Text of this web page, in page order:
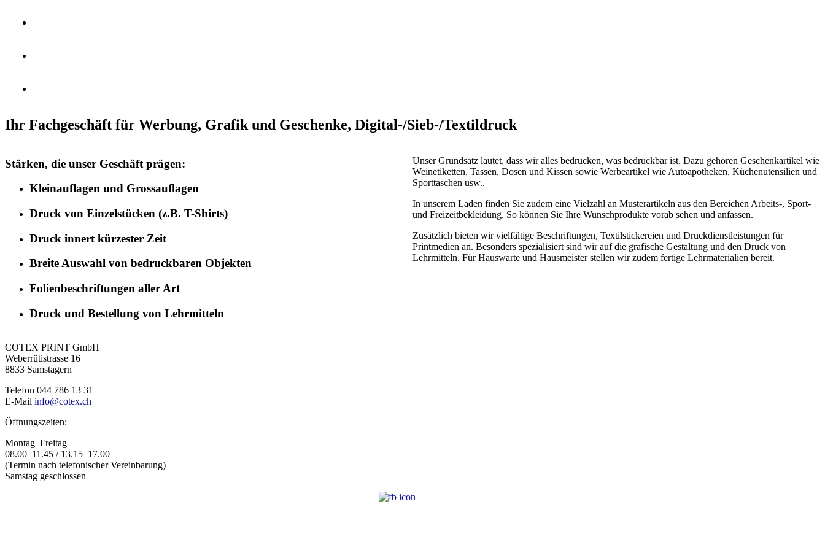
Ihr Fachgeschäft für Werbung, Grafik und Geschenke, Digital-/Sieb-/Textildruck
Stärken, die unser Geschäft prägen:
Kleinauflagen und Grossauflagen
Druck von Einzelstücken (z.B. T-Shirts)
Druck innert kürzester Zeit
Breite Auswahl von bedruckbaren Objekten
Folienbeschriftungen aller Art
Druck und Bestellung von Lehrmitteln
Unser Grundsatz lautet, dass wir alles bedrucken, was bedruckbar ist. Dazu gehören Geschenkartikel wie
Weinetiketten, Tassen, Dosen und Kissen sowie Werbeartikel wie Autoapotheken, Küchenutensilien und
Sporttaschen usw..
In unserem Laden finden Sie zudem eine Vielzahl an Musterartikeln aus den Bereichen Arbeits-, Sport-
und Freizeitbekleidung. So können Sie Ihre Wunschprodukte vorab sehen und anfassen.
Zusätzlich bieten wir vielfältige Beschriftungen, Textilstickereien und Druckdienstleistungen für
Printmedien an. Besonders spezialisiert sind wir auf die grafische Gestaltung und den Druck von
Lehrmitteln. Für Hauswarte und Hausmeister stellen wir zudem fertige Lehrmaterialien bereit.
COTEX PRINT GmbH
Weberrütistrasse 16
8833 Samstagern
Telefon 044 786 13 31
E-Mail info@cotex.ch
Öffnungszeiten:
Montag–Freitag
08.00–11.45 / 13.15–17.00
(Termin nach telefonischer Vereinbarung)
Samstag geschlossen